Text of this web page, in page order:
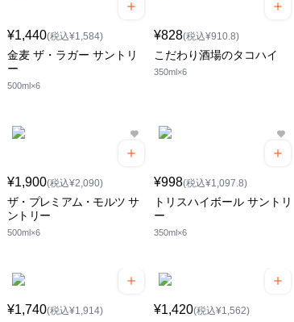
¥1,440(税込¥1,584)
金麦 ザ・ラガー サントリ
ー
500ml×6
¥828(税込¥910.8)
こだわり酒場のタコハイ
350ml×6
¥1,900(税込¥2,090)
ザ・プレミアム・モルツ サ
ントリー
500ml×6
¥998(税込¥1,097.8)
トリスハイボール サントリ
ー
350ml×6
¥1,740(税込¥1,914) ¥1,420(税込¥1,562)